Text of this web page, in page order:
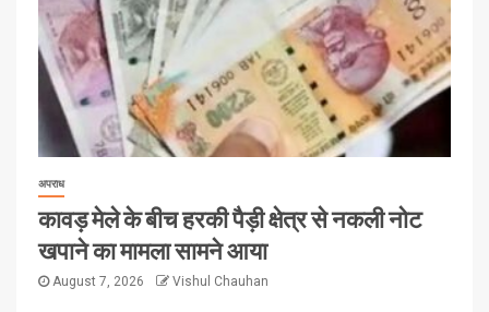
अपराध
कावड़ मेले के बीच हरकी पैड़ी क्षेत्र से नकली नोट
खपाने का मामला सामने आया
August 7, 2026 Vishul Chauhan